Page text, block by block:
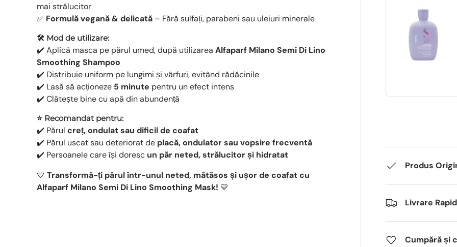
Produs
Livrare
Cumpără și
mai strălucitor
✅ Formulă vegană & delicată – Fără sulfați, parabeni sau uleiuri minerale
🛠 Mod de utilizare:
✔️ Aplică masca pe părul umed, după utilizarea Alfaparf Milano Semi Di Lino
Smoothing Shampoo
✔️ Distribuie uniform pe lungimi și vârfuri, evitând rădăcinile
✔️ Lasă să acționeze 5 minute pentru un efect intens
✔️ Clătește bine cu apă din abundență
⭐ Recomandat pentru:
✔️ Părul creț, ondulat sau dificil de coafat
✔️ Părul uscat sau deteriorat de placă, ondulator sau vopsire frecventă
✔️ Persoanele care își doresc un păr neted, strălucitor și hidratat
💛 Transformă-ți părul într-unul neted, mătăsos și ușor de coafat cu
Alfaparf Milano Semi Di Lino Smoothing Mask! 💛